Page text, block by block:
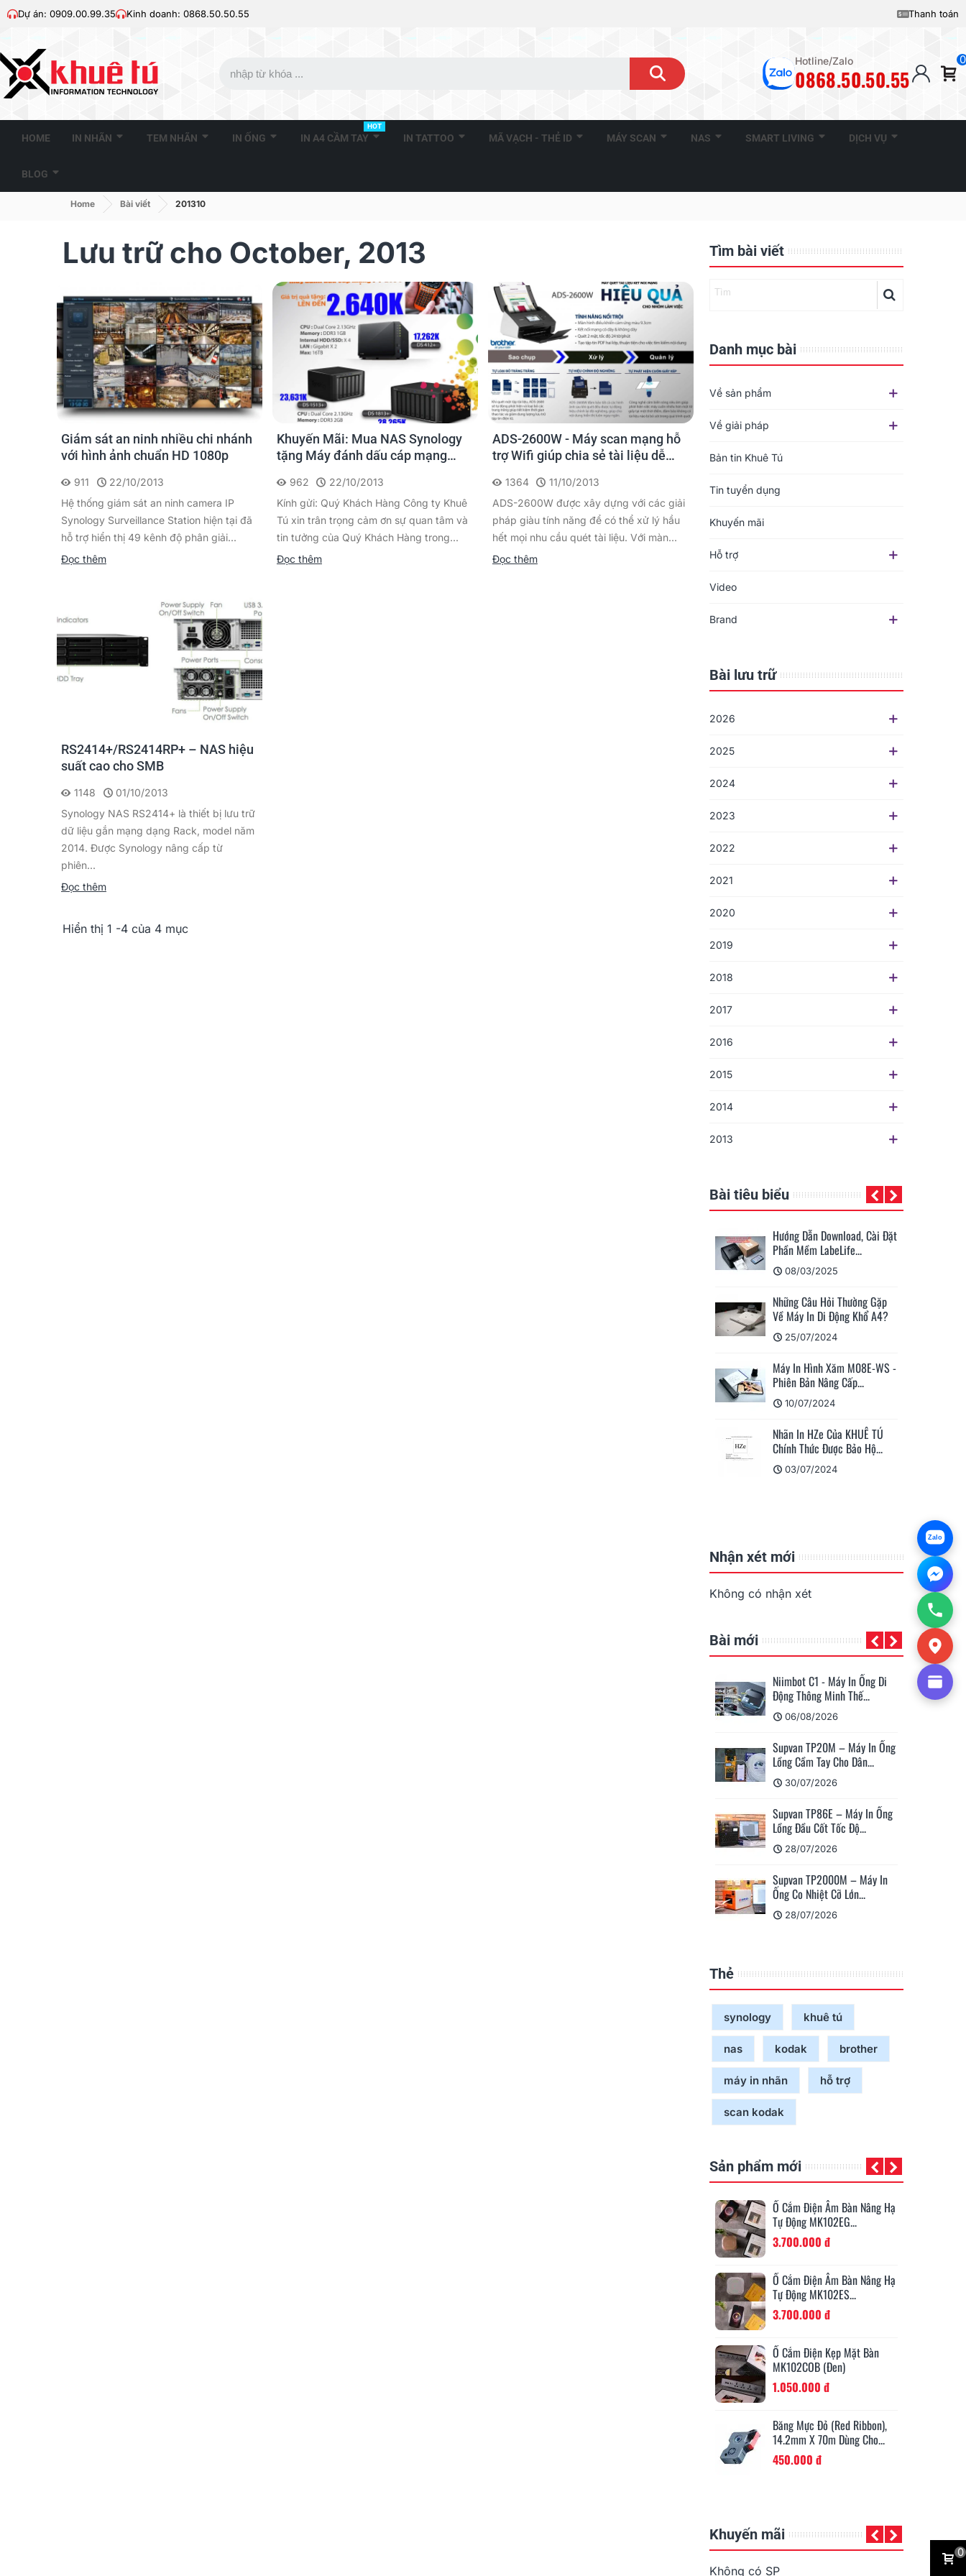
Dự án: 0909.00.99.35 Kinh doanh: 0868.50.50.55 Thanh toán
Hotline/Zalo
0868.50.50.55
0
HOME IN NHÃN TEM NHÃN IN ỐNG IN A4 CẦM TAY
HOT
IN TATTOO MÃ VẠCH - THẺ ID MÁY SCAN NAS SMART LIVING DỊCH VỤ
BLOG
Home Bài viết 201310
Tìm bài viết
Danh mục bài
Về sản phẩm
Về giải pháp
Bản tin Khuê Tú
Tin tuyển dụng
Khuyến mãi
Hỗ trợ
Video
Brand
Bài lưu trữ
2026
2025
2024
2023
2022
2021
2020
2019
2018
2017
2016
2015
2014
2013
Bài tiêu biểu
KHUÊ TÚ Company Trip
2024: Hành Trình Về Xứ
Nẫu...
Máy In Di Động M110/M200
Ứng Dụng Phù Hợp Cho...
Ứng Dụng Giải Pháp In Ấn Và
Dán Nhãn Cho Giao...
Máy In Nhãn Di Động
M110/M200 Có Đáng Mua
Không?
Nhận xét mới
Không có nhận xét
Bài mới
Niimbot C1 - Máy In Ống Di
Động Thông Minh Thế...
06/08/2026
Supvan TP20M – Máy In Ống
Lồng Cầm Tay Cho Dân...
30/07/2026
Supvan TP86E – Máy In Ống
Lồng Đầu Cốt Tốc Độ...
28/07/2026
Supvan TP2000M – Máy In
Ống Co Nhiệt Cỡ Lớn...
28/07/2026
Thẻ
synology khuê tú
nas kodak brother
máy in nhãn hỗ trợ
scan kodak
Sản phẩm mới
Băng Mực Trắng (White
Ribbon), 14.2mm X 70m...
450.000 đ
Băng Mực Đen (Black
Ribbon), 14.2mm X 80m
Dùng...
Máy In Ống Lồng Đầu Cốt
Niimbot C1
10.000.000 đ
Ống Co Nhiệt G08006E,
Ø9mm X 2m, Màu Vàng Cho...
198.000 đ
Khuyến mãi
Không có SP
Lưu trữ cho October, 2013
Giám sát an ninh nhiều chi nhánh
với hình ảnh chuẩn HD 1080p
911
22/10/2013
Hệ thống giám sát an ninh camera IP
Synology Surveillance Station hiện tại đã
hỗ trợ hiển thị 49 kênh độ phân giải...
Đọc thêm
Khuyến Mãi: Mua NAS Synology
tặng Máy đánh dấu cáp mạng
962
22/10/2013
Kính gửi: Quý Khách Hàng Công ty Khuê
Tú xin trân trọng cảm ơn sự quan tâm và
tin tưởng của Quý Khách Hàng trong...
Đọc thêm
ADS-2600W - Máy scan mạng hỗ
trợ Wifi giúp chia sẻ tài liệu dễ
1364
11/10/2013
ADS-2600W được xây dựng với các giải
pháp giàu tính năng để có thể xử lý hầu
hết mọi nhu cầu quét tài liệu. Với màn...
Đọc thêm
RS2414+/RS2414RP+ – NAS hiệu
suất cao cho SMB
1148
01/10/2013
Synology NAS RS2414+ là thiết bị lưu trữ
dữ liệu gắn mạng dạng Rack, model năm
2014. Được Synology nâng cấp từ
phiên...
Đọc thêm
Hiển thị 1 -4 của 4 mục
0
Zalo